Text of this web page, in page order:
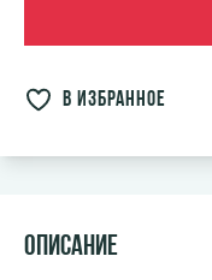
в избранное
Описание